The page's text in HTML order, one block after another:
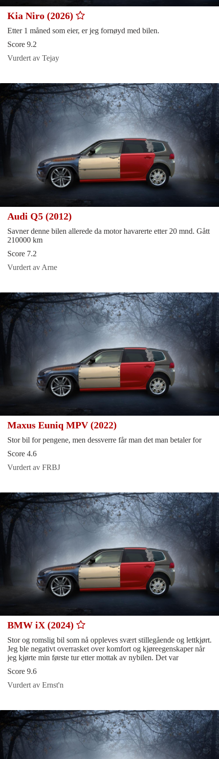
Kia Niro (2026)
Etter 1 måned som eier, er jeg fornøyd med bilen.
Score 9.2
Vurdert av Tejay
Audi Q5 (2012)
Savner denne bilen allerede da motor havarerte etter 20 mnd. Gått
210000 km
Score 7.2
Vurdert av Arne
Maxus Euniq MPV (2022)
Stor bil for pengene, men dessverre får man det man betaler for
Score 4.6
Vurdert av FRBJ
BMW iX (2024)
Stor og romslig bil som nå oppleves svært stillegående og lettkjørt.
Jeg ble negativt overrasket over komfort og kjøreegenskaper når
jeg kjørte min første tur etter mottak av nybilen. Det var
Score 9.6
Vurdert av Ernst'n